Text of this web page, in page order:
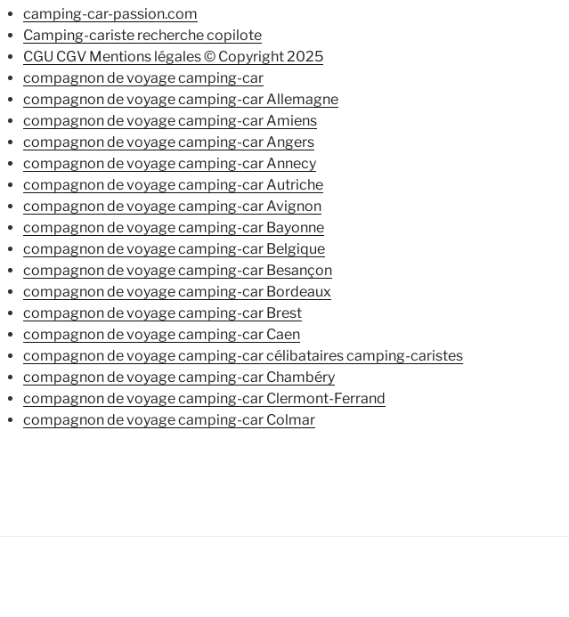
camping-car-passion.com
Camping-cariste recherche copilote
CGU CGV Mentions légales © Copyright 2025
compagnon de voyage camping-car
compagnon de voyage camping-car Allemagne
compagnon de voyage camping-car Amiens
compagnon de voyage camping-car Angers
compagnon de voyage camping-car Annecy
compagnon de voyage camping-car Autriche
compagnon de voyage camping-car Avignon
compagnon de voyage camping-car Bayonne
compagnon de voyage camping-car Belgique
compagnon de voyage camping-car Besançon
compagnon de voyage camping-car Bordeaux
compagnon de voyage camping-car Brest
compagnon de voyage camping-car Caen
compagnon de voyage camping-car célibataires camping-caristes
compagnon de voyage camping-car Chambéry
compagnon de voyage camping-car Clermont-Ferrand
compagnon de voyage camping-car Colmar